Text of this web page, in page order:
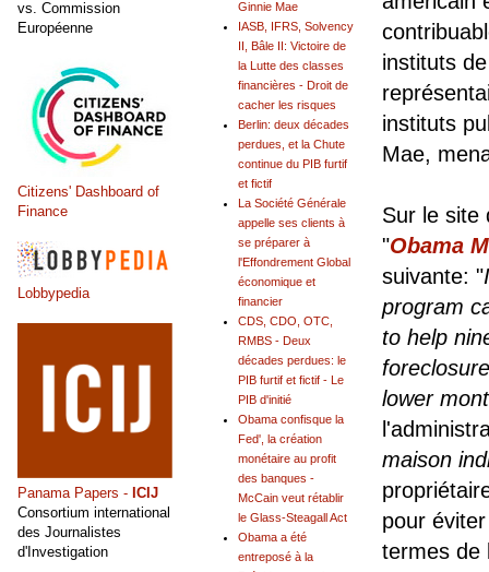
instituts
instituts
Mae,
Sur le site
"Obama
suivante: "
program
to help
lower
maison
pour
termes de
Ginnie Mae
IASB, IFRS, Solvency
II, Bâle II: Victoire de
la Lutte des classes
financières - Droit de
cacher les risques
Berlin: deux décades
perdues, et la Chute
continue du PIB furtif
et fictif
La Société Générale
appelle ses clients à
se préparer à
l'Effondrement Global
économique et
financier
CDS, CDO, OTC,
RMBS - Deux
décades perdues: le
PIB furtif et fictif - Le
PIB d'initié
Obama confisque la
Fed', la création
monétaire au profit
des banques -
McCain veut rétablir
le Glass-Steagall Act
Obama a été
entreposé à la
vs. Commission
Européenne
Citizens' Dashboard of
Finance
Lobbypedia
Panama Papers - ICIJ
Consortium international
des Journalistes
d'Investigation